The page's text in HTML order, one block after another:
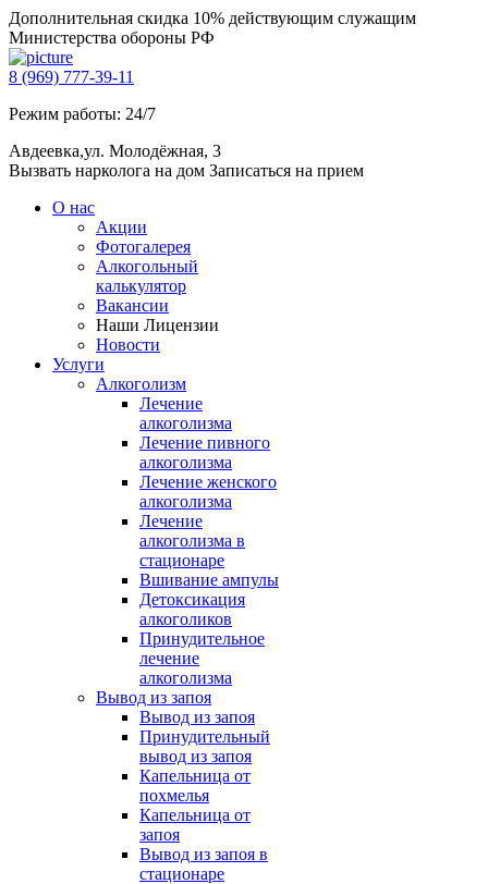
Дополнительная скидка 10% действующим служащим
Министерства обороны РФ
8 (969) 777-39-11
Режим работы: 24/7
Авдеевка,ул. Молодёжная, 3
Вызвать нарколога на дом Записаться на прием
О нас
Акции
Фотогалерея
Алкогольный
калькулятор
Вакансии
Наши Лицензии
Новости
Услуги
Алкоголизм
Лечение
алкоголизма
Лечение пивного
алкоголизма
Лечение женского
алкоголизма
Лечение
алкоголизма в
стационаре
Вшивание ампулы
Детоксикация
алкоголиков
Принудительное
лечение
алкоголизма
Вывод из запоя
Вывод из запоя
Принудительный
вывод из запоя
Капельница от
похмелья
Капельница от
запоя
Вывод из запоя в
стационаре